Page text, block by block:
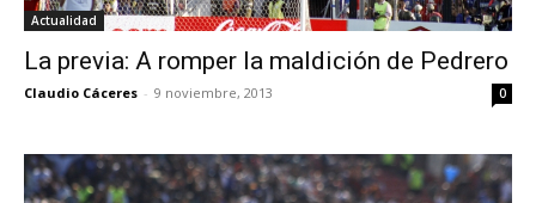
Actualidad
La previa: A romper la maldición de Pedrero
Claudio Cáceres - 9 noviembre, 2013 0